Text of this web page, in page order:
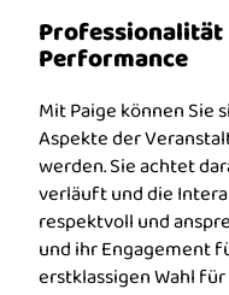
Professionalität
Performance
Mit Paige können Sie
Aspekte der
werden. Sie achtet
verläuft und die
respektvoll und
und ihr Engagement
erstklassigen Wahl